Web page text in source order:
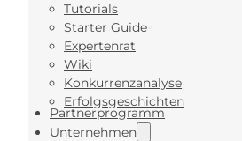
Tutorials
Starter Guide
Expertenrat
Wiki
Konkurrenzanalyse
Erfolgsgeschichten
Partnerprogramm
Unternehmen